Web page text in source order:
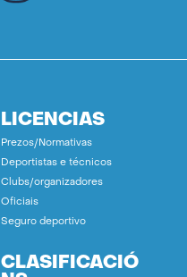
LICENCIAS
Prezos/Normativas
Deportistas e técnicos
Clubs/organizadores
Oficiais
Seguro deportivo
CLASIFICACIÓ